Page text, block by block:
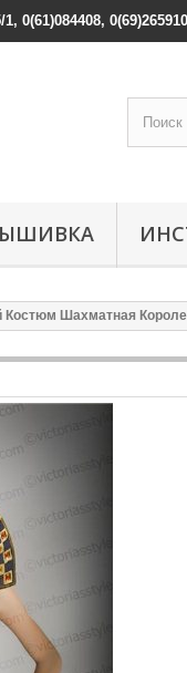
0(61)084408,
Шахматная